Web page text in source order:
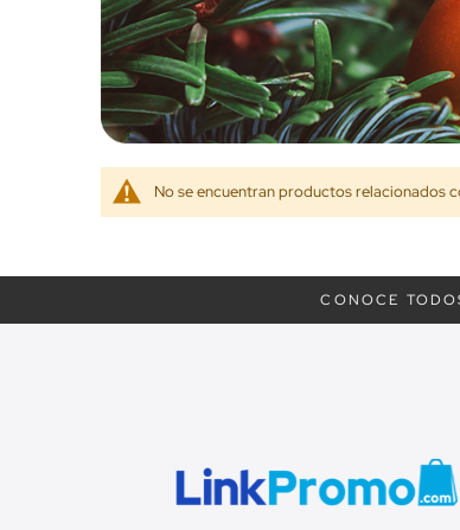
No se encuentran productos relacionados
CONOCE